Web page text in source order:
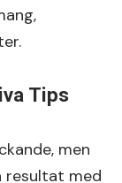
Tips
men
resultat med